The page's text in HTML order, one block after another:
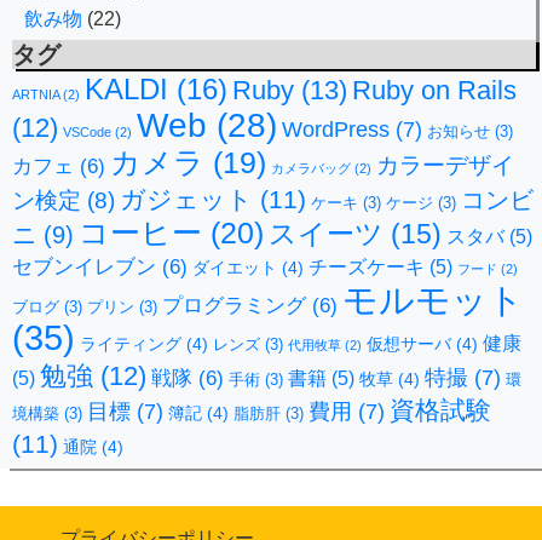
飲み物 (22)
タグ
ARTNIA(2) KALDI (16) Ruby (13) Ruby on Rails
(12) VSCode (2) Web (28) WordPress (7) お知らせ (3)
カフェ (6) カメラ (19) カメラバッグ (2) カラーデザイ
ン検定 (8) ガジェット (11) ケーキ (3) ケージ (3) コンビ
ニ (9) コーヒー (20) スイーツ (15) スタバ(5)
セブンイレブン (6) ダイエット (4) チーズケーキ (5) フード (2)
ブログ (3) プリン (3) プログラミング(6) モルモット
(35) ライティング (4) レンズ (3) 代用牧草 (2) 仮想サーバ(4) 健康
(5) 勉強 (12) 戦隊 (6) 手術 (3) 書籍 (5) 牧草 (4) 特撮 (7) 環
境構築 (3) 目標 (7) 簿記 (4) 脂肪肝 (3) 費用 (7) 資格試験
(11) 通院 (4)